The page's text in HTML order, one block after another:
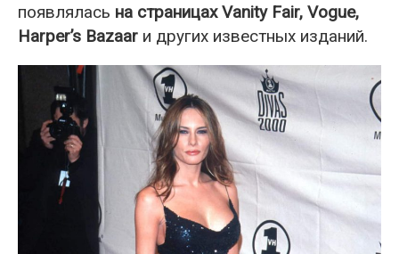
появлялась на страницах Vanity Fair, Vogue,
Harper’s Bazaar и других известных изданий.